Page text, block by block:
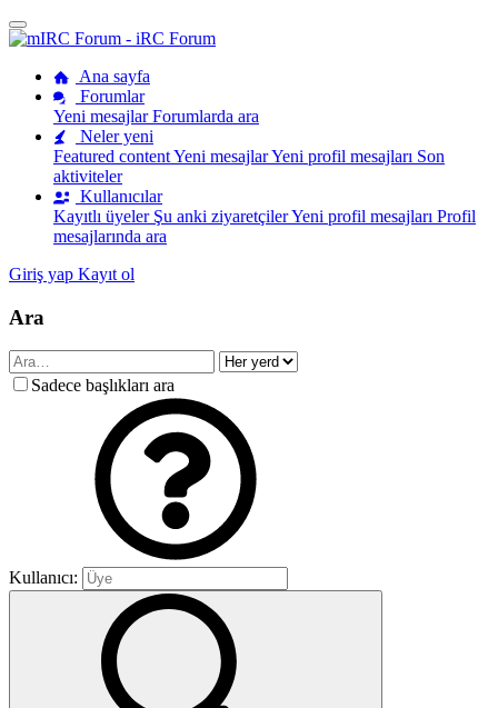
Ana sayfa
Forumlar
Yeni mesajlarForumlarda ara
Neler yeni
Featured contentYeni mesajlarYeni profil mesajları Son
aktiviteler
Kullanıcılar
Kayıtlı üyeler Şu anki ziyaretçilerYeni profil mesajları Profil
mesajlarında ara
Giriş yap Kayıt ol
Ara
Sadece başlıkları ara
Kullanıcı: